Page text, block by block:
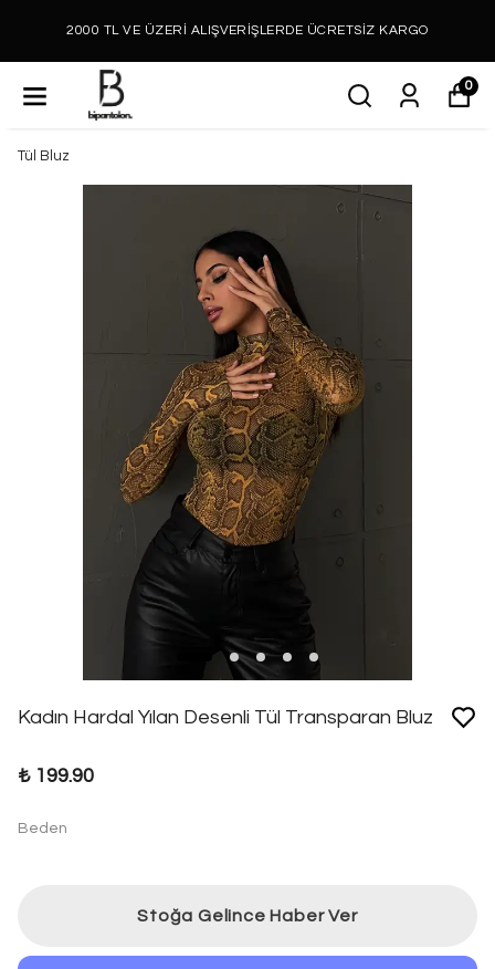
2000 TL VE ÜZERİ ALIŞVERİŞLERDE ÜCRETSİZ KARGO
0
Tül Bluz
Kadın Hardal Yılan Desenli Tül Transparan Bluz
₺ 199.90
Beden
Stoğa Gelince Haber Ver